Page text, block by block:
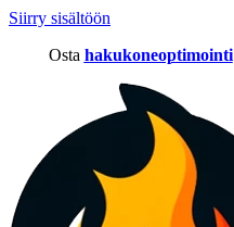
Siirry sisältöön
Osta hakukoneoptimointi